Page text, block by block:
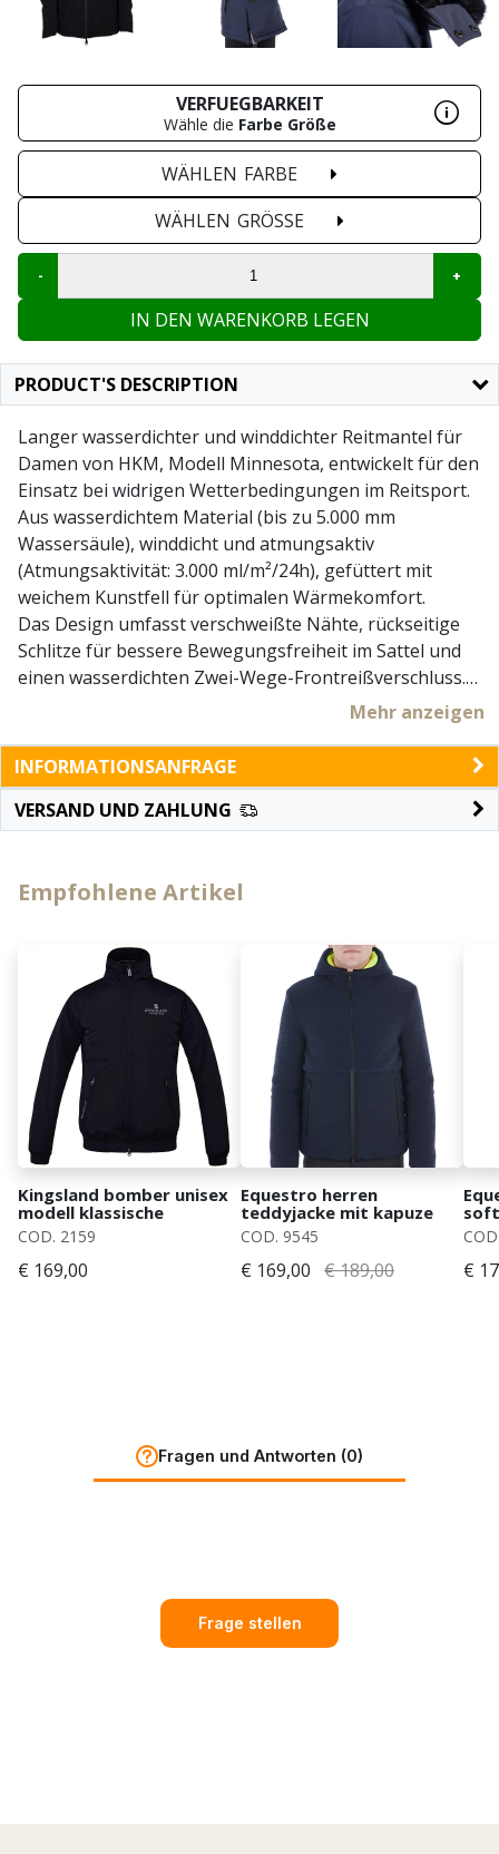
VERFUEGBARKEIT
Wähle die Farbe Größe
WÄHLEN FARBE
WÄHLEN GRÖSSE
IN DEN WARENKORB LEGEN
PRODUCT'S DESCRIPTION
Langer wasserdichter und winddichter Reitmantel für
Damen von HKM, Modell Minnesota, entwickelt für den
Einsatz bei widrigen Wetterbedingungen im Reitsport.
Aus wasserdichtem Material (bis zu 5.000 mm
Wassersäule), winddicht und atmungsaktiv
(Atmungsaktivität: 3.000 ml/m²/24h), gefüttert mit
weichem Kunstfell für optimalen Wärmekomfort.
Das Design umfasst verschweißte Nähte, rückseitige
Schlitze für bessere Bewegungsfreiheit im Sattel und
einen wasserdichten Zwei-Wege-Frontreißverschluss.
Kapuze und Innenfutter aus Teddyfell sind abnehmbar,
Jahreszeiten anpasst. Große Außentaschen, eine
Innentasche, reflektierende Details und ein praktischer
Gummiaufnäher runden das funktionale Design dieser
technischen Reitjacke ab.
Mehr anzeigen
INFORMATIONSANFRAGE
VERSAND UND ZAHLUNG
Empfohlene Artikel
Kingsland bomber unisex
modell klassische
reitjacke
COD. 2159
€ 169,00
Equestro herren
teddyjacke mit kapuze
COD. 9545
€ 169,00 € 189,00 €
Fragen und Antworten (0)
Frage stellen